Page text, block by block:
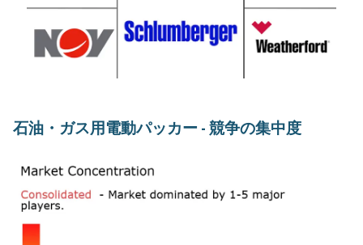
石油・ガス用電動パッカー - 競争の集中度